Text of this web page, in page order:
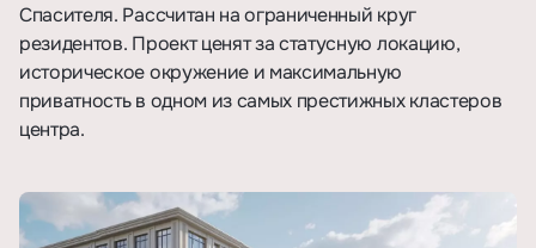
Спасителя. Рассчитан на ограниченный круг
резидентов. Проект ценят за статусную локацию,
историческое окружение и максимальную
приватность в одном из самых престижных кластеров
центра.